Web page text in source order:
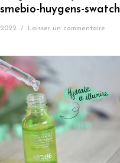
huygens-swatch
/ Laisser un commentaire